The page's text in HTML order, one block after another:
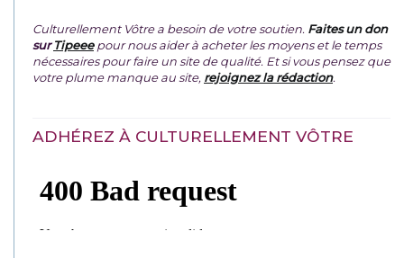
Culturellement Vôtre a besoin de votre soutien. Faites un don
surTipeeepour nous aider à acheter les moyens et le temps
nécessaires pour faire un site de qualité. Et si vous pensez que
votre plume manque au site, rejoignez la rédaction.
ADHÉREZ À CULTURELLEMENT VÔTRE